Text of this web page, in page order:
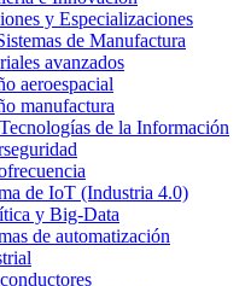
y Especializaciones
de Manufactura
avanzados
aeroespacial
manufactura
de la Información
de IoT (Industria 4.0)
y Big-Data
de automatización